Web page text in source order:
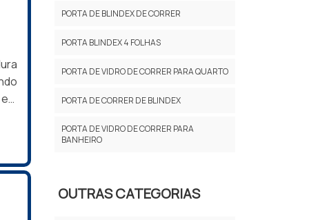
a
PORTA DE BLINDEX DE CORRER
PORTA BLINDEX 4 FOLHAS
PORTA DE VIDRO DE CORRER PARA QUARTO
PORTA DE CORRER DE BLINDEX
PORTA DE VIDRO DE CORRER PARA
BANHEIRO
OUTRAS CATEGORIAS